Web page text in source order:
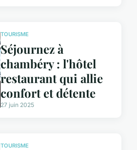
TOURISME
Séjournez à
chambéry : l'hôtel
restaurant qui allie
confort et détente
27 juin 2025
TOURISME